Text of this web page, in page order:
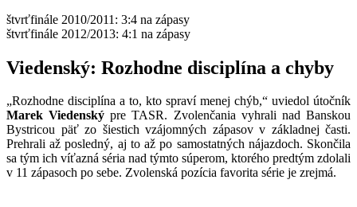
štvrťfinále 2010/2011: 3:4 na zápasy
štvrťfinále 2012/2013: 4:1 na zápasy
Viedenský: Rozhodne disciplína a chyby
„Rozhodne disciplína a to, kto spraví menej chýb,“ uviedol útočník
Marek Viedenský pre TASR. Zvolenčania vyhrali nad Banskou
Bystricou päť zo šiestich vzájomných zápasov v základnej časti.
Prehrali až posledný, aj to až po samostatných nájazdoch. Skončila
sa tým ich víťazná séria nad týmto súperom, ktorého predtým zdolali
v 11 zápasoch po sebe. Zvolenská pozícia favorita série je zrejmá.